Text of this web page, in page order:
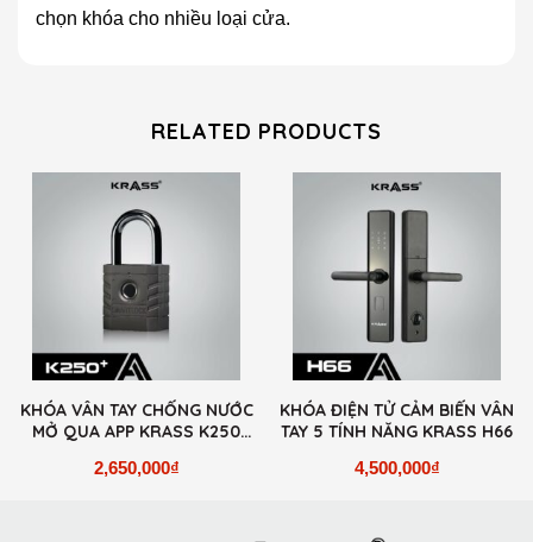
chọn khóa cho nhiều loại cửa.
RELATED PRODUCTS
KHÓA VÂN TAY CHỐNG NƯỚC
MỞ QUA APP KRASS K250
2,650,000₫
KHÓA ĐIỆN TỬ CẢM BIẾN VÂN
TAY 5 TÍNH NĂNG KRASS H66
4,500,000₫